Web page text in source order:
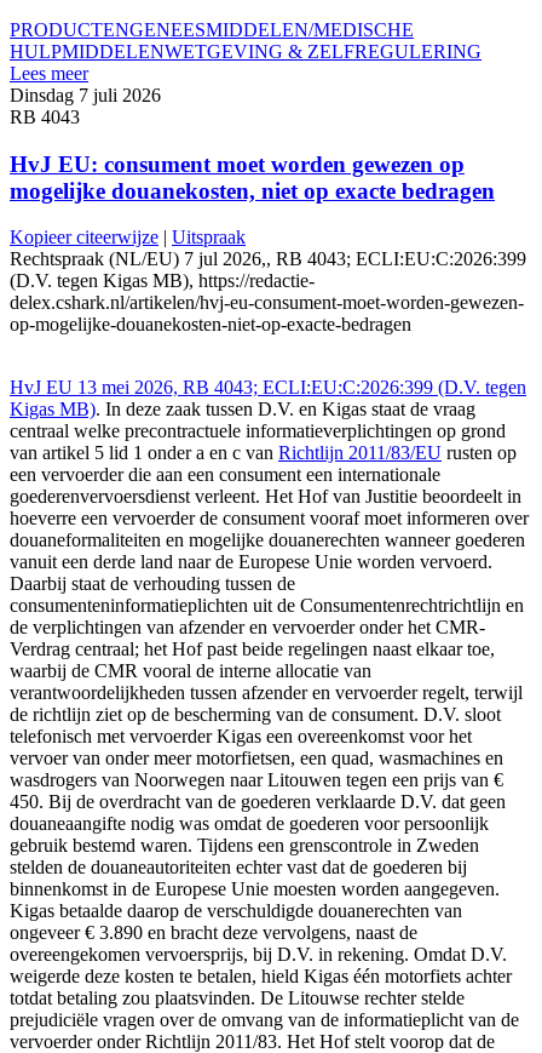
PRODUCTENGENEESMIDDELEN/MEDISCHE
HULPMIDDELENWETGEVING & ZELFREGULERING
Lees meer
Dinsdag 7 juli 2026
RB 4043
HvJ EU: consument moet worden gewezen op
mogelijke douanekosten, niet op exacte bedragen
Kopieer citeerwijze | Uitspraak
Rechtspraak (NL/EU) 7 jul 2026,, RB 4043; ECLI:EU:C:2026:399
(D.V. tegen Kigas MB), https://redactie-
delex.cshark.nl/artikelen/hvj-eu-consument-moet-worden-gewezen-
op-mogelijke-douanekosten-niet-op-exacte-bedragen
HvJ EU 13 mei 2026, RB 4043; ECLI:EU:C:2026:399 (D.V. tegen
Kigas MB). In deze zaak tussen D.V. en Kigas staat de vraag
centraal welke precontractuele informatieverplichtingen op grond
van artikel 5 lid 1 onder a en c van Richtlijn 2011/83/EU rusten op
een vervoerder die aan een consument een internationale
goederenvervoersdienst verleent. Het Hof van Justitie beoordeelt in
hoeverre een vervoerder de consument vooraf moet informeren over
douaneformaliteiten en mogelijke douanerechten wanneer goederen
vanuit een derde land naar de Europese Unie worden vervoerd.
Daarbij staat de verhouding tussen de
consumenteninformatieplichten uit de Consumentenrechtrichtlijn en
de verplichtingen van afzender en vervoerder onder het CMR-
Verdrag centraal; het Hof past beide regelingen naast elkaar toe,
waarbij de CMR vooral de interne allocatie van
verantwoordelijkheden tussen afzender en vervoerder regelt, terwijl
de richtlijn ziet op de bescherming van de consument. D.V. sloot
telefonisch met vervoerder Kigas een overeenkomst voor het
vervoer van onder meer motorfietsen, een quad, wasmachines en
wasdrogers van Noorwegen naar Litouwen tegen een prijs van €
450. Bij de overdracht van de goederen verklaarde D.V. dat geen
douaneaangifte nodig was omdat de goederen voor persoonlijk
gebruik bestemd waren. Tijdens een grenscontrole in Zweden
stelden de douaneautoriteiten echter vast dat de goederen bij
binnenkomst in de Europese Unie moesten worden aangegeven.
Kigas betaalde daarop de verschuldigde douanerechten van
ongeveer € 3.890 en bracht deze vervolgens, naast de
overeengekomen vervoersprijs, bij D.V. in rekening. Omdat D.V.
weigerde deze kosten te betalen, hield Kigas één motorfiets achter
totdat betaling zou plaatsvinden. De Litouwse rechter stelde
prejudiciële vragen over de omvang van de informatieplicht van de
vervoerder onder Richtlijn 2011/83. Het Hof stelt voorop dat de